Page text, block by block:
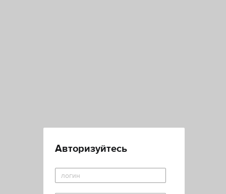
Авторизуйтесь